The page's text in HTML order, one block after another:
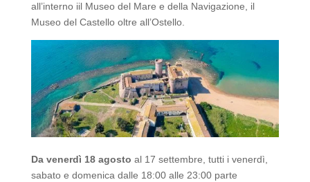
all’interno iil Museo del Mare e della Navigazione, il
Museo del Castello oltre all’Ostello.
Da venerdì 18 agosto al 17 settembre, tutti i venerdì,
sabato e domenica dalle 18:00 alle 23:00 parte